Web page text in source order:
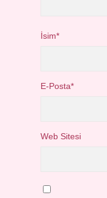
İsim*
E-Posta*
Web Sitesi